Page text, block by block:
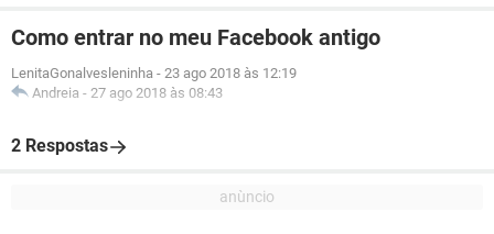
Como entrar no meu Facebook antigo
LenitaGonalvesleninha - 23 ago 2018 às 12:19
Andreia - 27 ago 2018 às 08:43
2 Respostas